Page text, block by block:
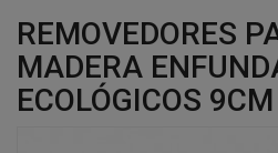
REMOVEDORES
MADERA
ECOLÓGICOS